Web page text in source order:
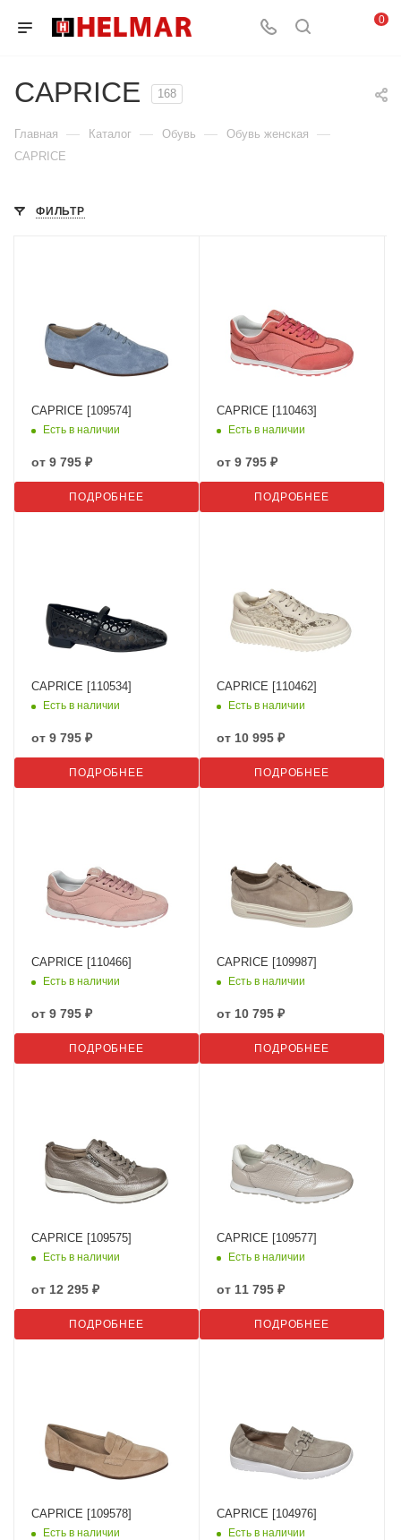
0
CAPRICE 168
Главная — Каталог — Обувь — Обувь женская —
CAPRICE
ФИЛЬТР
CAPRICE [109574]
Есть в наличии
от 9 795 ₽
ПОДРОБНЕЕ
CAPRICE [110463]
Есть в наличии
от 9 795 ₽
ПОДРОБНЕЕ
CAPRICE [110534]
Есть в наличии
от 9 795 ₽
ПОДРОБНЕЕ
CAPRICE [110462]
Есть в наличии
от 10 995 ₽
ПОДРОБНЕЕ
CAPRICE [110466]
Есть в наличии
от 9 795 ₽
ПОДРОБНЕЕ
CAPRICE [109987]
Есть в наличии
от 10 795 ₽
ПОДРОБНЕЕ
CAPRICE [109575]
Есть в наличии
от 12 295 ₽
ПОДРОБНЕЕ
CAPRICE [109577]
Есть в наличии
от 11 795 ₽
ПОДРОБНЕЕ
CAPRICE [109578]
Есть в наличии
CAPRICE [104976]
Есть в наличии